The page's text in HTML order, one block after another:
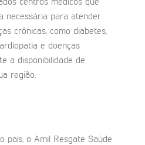
centros médicos que
necessária para atender
crônicas, como diabetes,
e doenças
a disponibilidade de
região.
país, o Amil Resgate Saúde